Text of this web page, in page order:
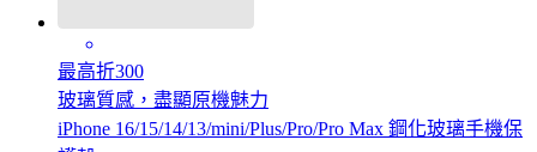
最高折300
玻璃質感，盡顯原機魅力
iPhone 16/15/14/13/mini/Plus/Pro/Pro Max 鋼化玻璃手機保